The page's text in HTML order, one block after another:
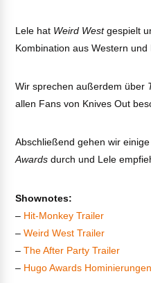
Lele hat Weird Westgespielt
Kombination aus Western
Wir sprechen außerdem über
allen Fans von Knives Out
Abschließend gehen wir
Awards durch und Lele
Shownotes:
– Hit-Monkey Trailer
–Weird West Trailer
–The After Party Trailer
– Hugo Awards Hominierungen